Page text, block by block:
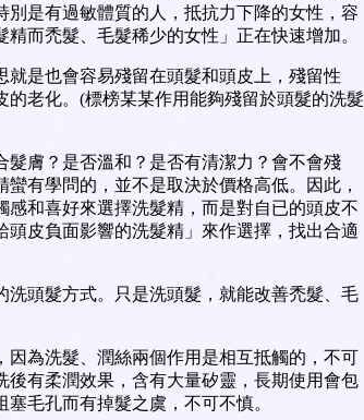
是有過敏體質的人，抵抗力下降的女性，容
而禿髮、毛髮稀少的女性」正在快速增加。
是也會容易殘留在頭髮和頭皮上，殘留性
老化。(標榜某某作用能夠殘留於頭髮的洗髮
膚？是否溫和？是否有清潔力？會不會殘
有學問的，並不是取決於價格高低。因此，
和喜好來選擇洗髮精，而是對自已的頭皮不
皮負面影響的洗髮精」來作選擇，找出合適
頭髮方式。只是洗頭髮，就能改善禿髮、毛
為洗髮、潤絲兩個作用是相互抵觸的，不可
有柔潤效果，含有大量矽靈，長期使用會包
毛孔而有掉髮之虞，不可不慎。